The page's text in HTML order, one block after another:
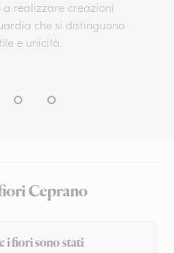
realizzare creazioni
che si distinguono
e unicità.
Ceprano
i fiori sono stati